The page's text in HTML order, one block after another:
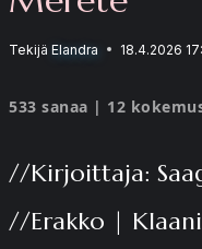
Tekijä Elandra 18.4.2026
533 sanaa | 12
//Kirjoittaja:
//Erakko |